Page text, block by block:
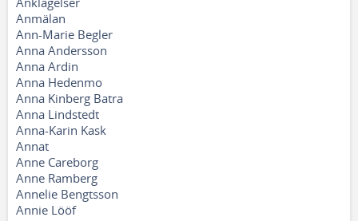
Anmälan
Ann-Marie Begler
Anna Andersson
Anna Ardin
Anna Hedenmo
Anna Kinberg Batra
Anna Lindstedt
Anna-Karin Kask
Annat
Anne Careborg
Anne Ramberg
Annelie Bengtsson
Annie Lööf